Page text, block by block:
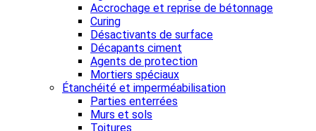
Accrochage et reprise de bétonnage
Curing
Désactivants de surface
Décapants ciment
Agents de protection
Mortiers spéciaux
Étanchéité et imperméabilisation
Parties enterrées
Murs et sols
Toitures